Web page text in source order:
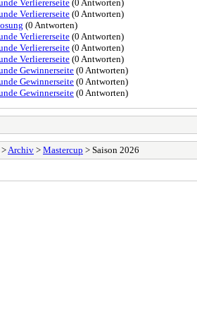
Verliererseite (0 Antworten)
Verliererseite(0 Antworten)
(0 Antworten)
Verliererseite(0 Antworten)
Verliererseite(0 Antworten)
Verliererseite(0 Antworten)
Gewinnerseite(0 Antworten)
Gewinnerseite(0 Antworten)
Gewinnerseite(0 Antworten)
> Archiv > Mastercup > Saison 2026